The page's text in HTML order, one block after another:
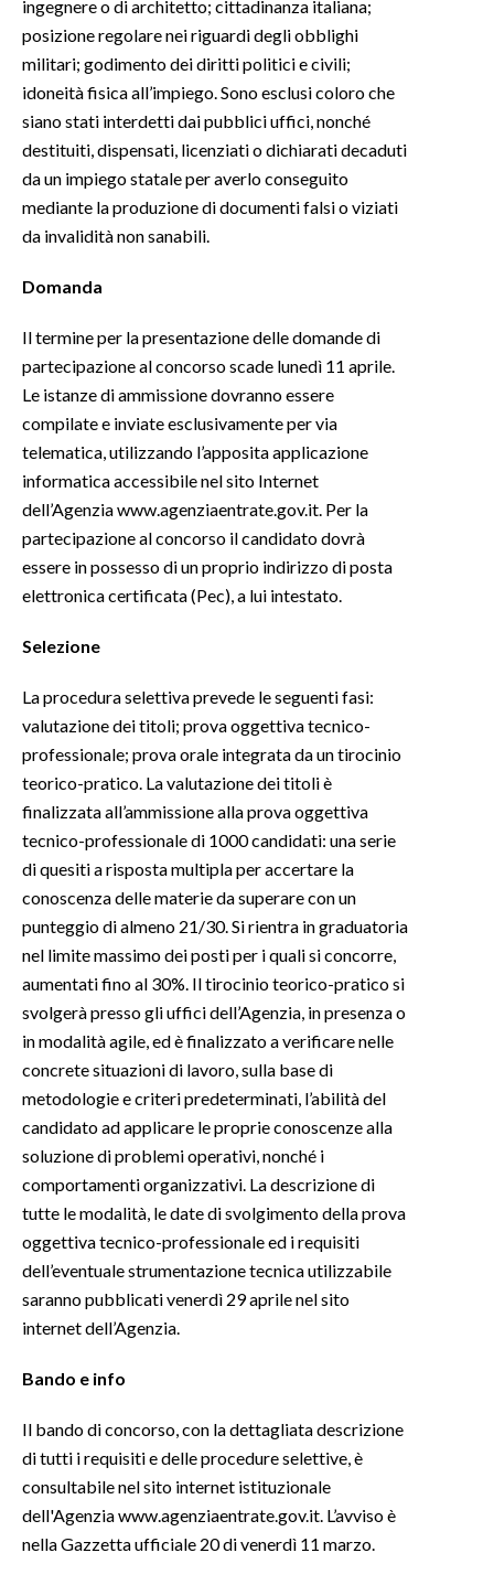
3 MINUTI CON
INSULARITÀ
INFO AZIENDE
ABBONATI
ANNUNCI
PUBBLICITÀ
ingegnere o di architetto; cittadinanza italiana;
posizione regolare nei riguardi degli obblighi
militari; godimento dei diritti politici e civili;
idoneità fisica all’impiego. Sono esclusi coloro che
siano stati interdetti dai pubblici uffici, nonché
destituiti, dispensati, licenziati o dichiarati decaduti
da un impiego statale per averlo conseguito
mediante la produzione di documenti falsi o viziati
da invalidità non sanabili.
Domanda
Il termine per la presentazione delle domande di
partecipazione al concorso scade lunedì 11 aprile.
Le istanze di ammissione dovranno essere
compilate e inviate esclusivamente per via
telematica, utilizzando l’apposita applicazione
informatica accessibile nel sito Internet
dell’Agenzia www.agenziaentrate.gov.it. Per la
partecipazione al concorso il candidato dovrà
essere in possesso di un proprio indirizzo di posta
elettronica certificata (Pec), a lui intestato.
Selezione
La procedura selettiva prevede le seguenti fasi:
valutazione dei titoli; prova oggettiva tecnico-
professionale; prova orale integrata da un tirocinio
teorico-pratico. La valutazione dei titoli è
finalizzata all’ammissione alla prova oggettiva
tecnico-professionale di 1000 candidati: una serie
di quesiti a risposta multipla per accertare la
conoscenza delle materie da superare con un
punteggio di almeno 21/30. Si rientra in graduatoria
nel limite massimo dei posti per i quali si concorre,
aumentati fino al 30%. Il tirocinio teorico-pratico si
svolgerà presso gli uffici dell’Agenzia, in presenza o
in modalità agile, ed è finalizzato a verificare nelle
concrete situazioni di lavoro, sulla base di
metodologie e criteri predeterminati, l’abilità del
candidato ad applicare le proprie conoscenze alla
soluzione di problemi operativi, nonché i
comportamenti organizzativi. La descrizione di
tutte le modalità, le date di svolgimento della prova
oggettiva tecnico-professionale ed i requisiti
dell’eventuale strumentazione tecnica utilizzabile
saranno pubblicati venerdì 29 aprile nel sito
internet dell’Agenzia.
Bando e info
Il bando di concorso, con la dettagliata descrizione
di tutti i requisiti e delle procedure selettive, è
consultabile nel sito internet istituzionale
dell'Agenzia www.agenziaentrate.gov.it. L’avviso è
nella Gazzetta ufficiale 20 di venerdì 11 marzo.